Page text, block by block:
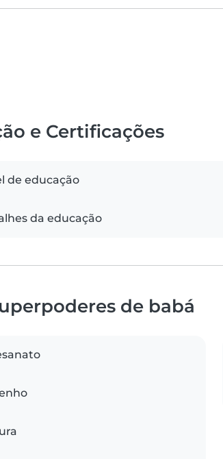
e Certificações
de educação
da educação
de babá